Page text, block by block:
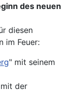
des neuen
diesen
im Feuer:
" mit seinem
der